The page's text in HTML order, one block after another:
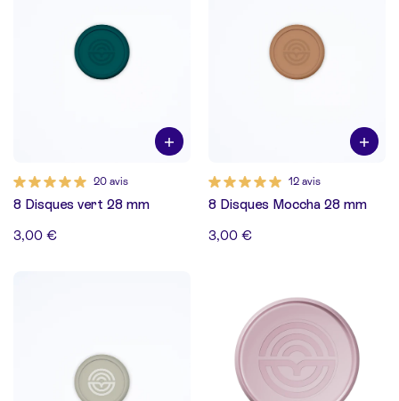
20 avis
8 Disques vert 28 mm
3,00 €
12 avis
8 Disques Moccha 28 mm
3,00 €